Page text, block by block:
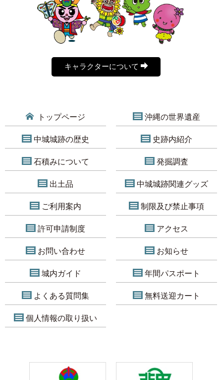
キャラクターについて
トップページ 沖縄の世界遺産
中城城跡の歴史 史跡内紹介
石積みについて 発掘調査
出土品 中城城跡関連グッズ
ご利用案内 制限及び禁止事項
許可申請制度 アクセス
お問い合わせ お知らせ
城内ガイド 年間パスポート
よくある質問集 無料送迎カート
個人情報の取り扱い